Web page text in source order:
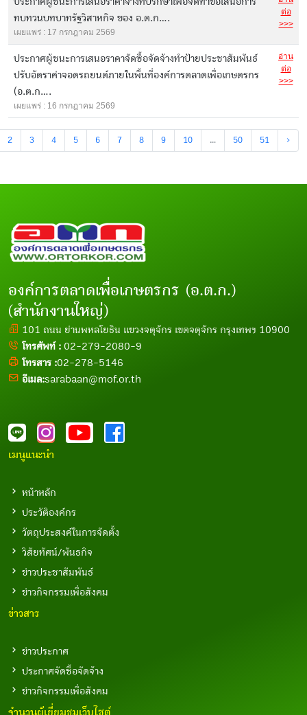
ทบทวนบทบาทรัฐวิสาหกิจ ของ อ.ต.ก....
เผยแพร่ : 17 กรกฎาคม 2569
ต่อ
>>>
ประกาศผู้ชนะการเสนอราคาจัดซื้อจัดจ้างทำป้ายประชาสัมพันธ์
ปรับอัตราค่าจอดรถยนต์ภายในพื้นที่องค์การตลาดเพื่อเกษตรกร
(อ.ต.ก....
เผยแพร่ : 16 กรกฎาคม 2569
อ่าน
ต่อ
>>>
2 3 4 5 6 7 8 9 10 ... 50 51 ›
องค์การตลาดเพื่อเกษตรกร (อ.ต.ก.)
(สำนักงานใหญ่)
101 ถนน ย่านพหลโยธิน แขวงจตุจักร เขตจตุจักร กรุงเทพฯ 10900
โทรศัพท์ : 02-279-2080-9
โทรสาร :02-278-5146
อีเมล:sarabaan@mof.or.th
เมนูแนะนำ
หน้าหลัก
ประวัติองค์กร
วัตถุประสงค์ในการจัดตั้ง
วิสัยทัศน์/พันธกิจ
ข่าวประชาสัมพันธ์
ข่าวกิจกรรมเพื่อสังคม
ข่าวสาร
ข่าวประกาศ
ประกาศจัดซื้อจัดจ้าง
ข่าวกิจกรรมเพื่อสังคม